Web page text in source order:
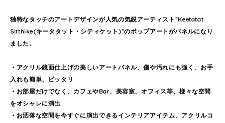
独特なタッチのアートデザインが人気の気鋭アーティスト”Keetatat
Sitthike(キータタット・シティケット)”のポップアートがパネルになり
ました。
・アクリル鏡面仕上げの美しいアートパネル、傷や汚れにも強く、お手
入れも簡単、ピッタリ
・お部屋だけでなく、カフェやBar、美容室、オフィス等、様々な空間
をオシャレに演出
・お洒落な空間を今すぐに演出できるインテリアアイテム、アクリルコ